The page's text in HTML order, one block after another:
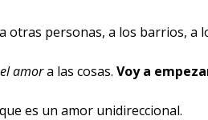
otras personas, a los barrios, a
el amora las cosas.Voy a
es un amor unidireccional.